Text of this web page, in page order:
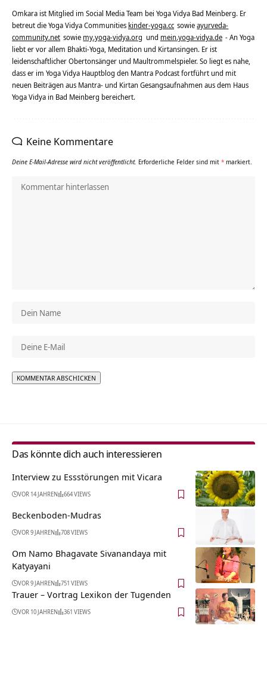
Omkara ist Mitglied im Social Media Team bei Yoga Vidya Bad Meinberg. Er
betreut die Yoga Vidya Communities kinder-yoga.cc sowieayurveda-
community.net sowie my.yoga-vidya.org und mein.yoga-vidya.de - An Yoga
liebt er vor allem Bhakti-Yoga, Meditation und Kirtansingen. Er ist
leidenschaftlicher Obertonsänger und Maultrommelspieler. So liegt es nahe,
dass er im Yoga Vidya Hauptblog den Mantra Podcast fortführt und mit
neuen Beiträgen aus Mantra- und Kirtan Gesangsaufnahmen aus dem Haus
Yoga Vidya in Bad Meinberg bereichert.
Keine Kommentare
Deine E-Mail-Adresse wird nicht veröffentlicht. Erforderliche Felder sind mit * markiert.
Das könnte dich auch interessieren
Interview zu Essstörungen mit Vicara
VOR 14 JAHREN 664 VIEWS
Beckenboden-Mudras
VOR 9 JAHREN 708 VIEWS
Om Namo Bhagavate Sivanandaya mit
Katyayani
VOR 9 JAHREN 751 VIEWS
Trauer – Vortrag Lexikon der Tugenden
VOR 10 JAHREN 361 VIEWS